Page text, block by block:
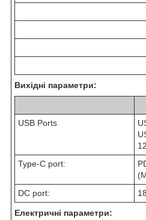
Вихідні параметри:
USB Ports
Type-C port:
DC port:
Електричні параметри: